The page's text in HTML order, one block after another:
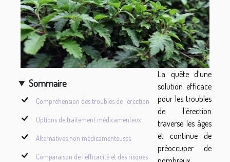
Sommaire
Compréhension des troubles de l'érection
Options de traitement médicamenteux
Alternatives non médicamenteuses
Comparaison de l'efficacité et des risques
La quête d’une
solution efficace
pour les troubles
de l'érection
traverse les âges
et continue de
préoccuper de